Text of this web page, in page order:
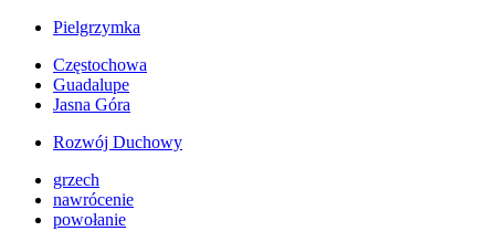
Pielgrzymka
Częstochowa
Guadalupe
Jasna Góra
Rozwój Duchowy
grzech
nawrócenie
powołanie